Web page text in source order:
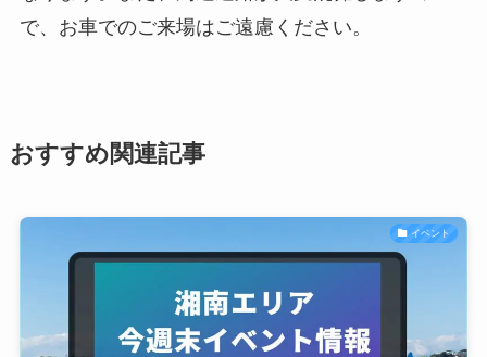
で、お車でのご来場はご遠慮ください。
おすすめ関連記事
イベント